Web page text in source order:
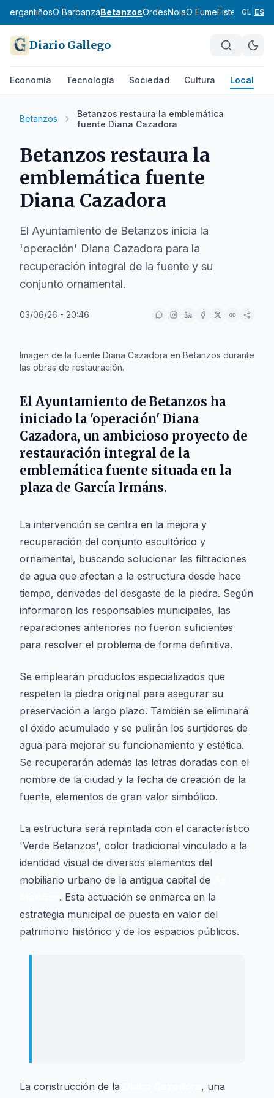
BergantiñosO BarbanzaBetanzosOrdesNoiaO EumeFisterraTerra
GL ES
Diario Gallego
Economía Tecnología Sociedad Cultura Local
Betanzos
Betanzos restaura la emblemática
fuente Diana Cazadora
Betanzos restaura la
emblemática fuente
Diana Cazadora
El Ayuntamiento de Betanzos inicia la
'operación' Diana Cazadora para la
recuperación integral de la fuente y su
conjunto ornamental.
03/06/26 - 20:46
Imagen de la fuente Diana Cazadora en Betanzos durante
las obras de restauración.
El Ayuntamiento de Betanzos ha
iniciado la 'operación' Diana
Cazadora, un ambicioso proyecto de
restauración integral de la
emblemática fuente situada en la
plaza de García Irmáns.
La intervención se centra en la mejora y
recuperación del conjunto escultórico y
ornamental, buscando solucionar las filtraciones
de agua que afectan a la estructura desde hace
tiempo, derivadas del desgaste de la piedra. Según
informaron los responsables municipales, las
reparaciones anteriores no fueron suficientes
para resolver el problema de forma definitiva.
Se emplearán productos especializados que
respeten la piedra original para asegurar su
preservación a largo plazo. También se eliminará
el óxido acumulado y se pulirán los surtidores de
agua para mejorar su funcionamiento y estética.
Se recuperarán además las letras doradas con el
nombre de la ciudad y la fecha de creación de la
fuente, elementos de gran valor simbólico.
La estructura será repintada con el característico
'Verde Betanzos', color tradicional vinculado a la
identidad visual de diversos elementos del
mobiliario urbano de la antigua capital de
. Esta actuación se enmarca en la
estrategia municipal de puesta en valor del
patrimonio histórico y de los espacios públicos.
La construcción de la
, una